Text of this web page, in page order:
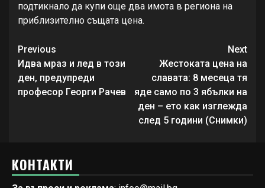
подтикнало да купи още два имота в региона на
приблизително същата цена.
Continue
Reading
Previous
Идва мраз и лед в този
ден, предупреди
професор Георги Рачев
Next
Жестоката цена на
славата: 8 месеца тя
яде само по 3 ябълки на
ден – ето как изглежда
след 5 години (Снимки)
КОНТАКТИ